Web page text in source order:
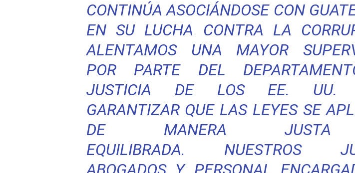
CONTINÚA ASOCIÁNDOSE CON
EN SU LUCHA CONTRA LA
ALENTAMOS UNA MAYOR
POR PARTE DEL
JUSTICIA DE LOS EE. UU.
GARANTIZAR QUE LAS LEYES SE
DE MANERA
EQUILIBRADA. NUESTROS